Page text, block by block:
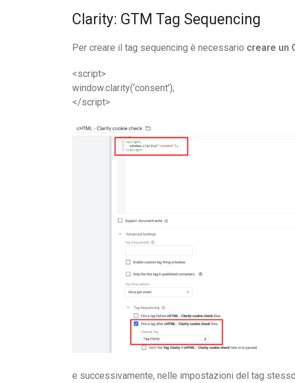
Clarity: GTM Tag Sequencing
Per creare il tag sequencing è necessario creare un
<script>
window.clarity(‘consent’);
</script>
e successivamente, nelle impostazioni del tag